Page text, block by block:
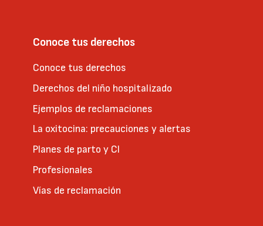
Conoce tus derechos
Conoce tus derechos
Derechos del niño hospitalizado
Ejemplos de reclamaciones
La oxitocina: precauciones y alertas
Planes de parto y CI
Profesionales
Vías de reclamación